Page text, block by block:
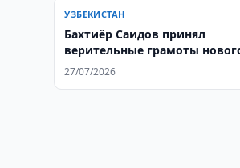
УЗБЕКИСТАН
Бахтиёр Саидов принял
верительные грамоты
посла Аргентины в
27/07/2026